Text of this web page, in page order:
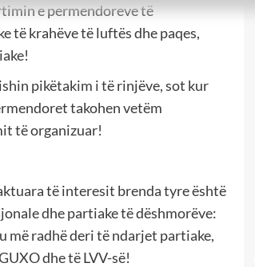
e permendoreve të
të krahëve të luftës dhe paqes,
pikëtakim i të rinjëve, sot kur
takohen vetëm
të organizuar!
të interesit brenda tyre është
dhe partiake të dëshmorëve:
më radhë deri të ndarjet partiake,
dhe të LVV-së!